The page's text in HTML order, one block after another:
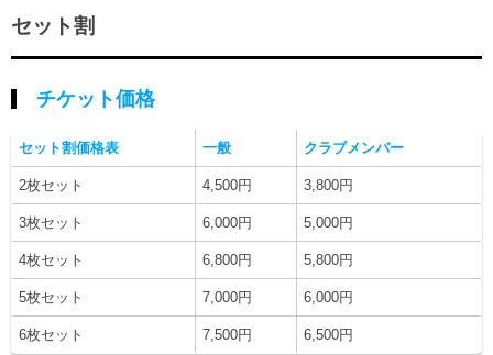
セット割
チケット価格
セット割価格表 一般 クラブメンバー
2枚セット 4,500円 3,800円
3枚セット 6,000円 5,000円
4枚セット 6,800円 5,800円
5枚セット 7,000円 6,000円
6枚セット 7,500円 6,500円